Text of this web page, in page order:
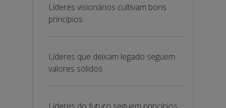
Líderes visionários cultivam bons
princípios
Líderes que deixam legado seguem
valores sólidos